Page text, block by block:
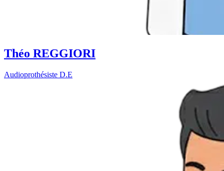
Théo REGGIORI
Audioprothésiste D.E